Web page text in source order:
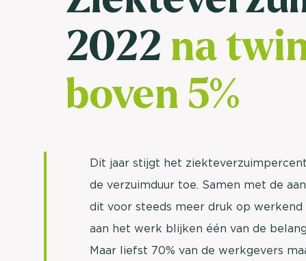
2022 na
boven 5%
Dit jaar stijgt het
de verzuimduur toe. Samen met de
dit voor steeds meer druk op
aan het werk blijken één van de
Maar liefst 70% van de werkgevers